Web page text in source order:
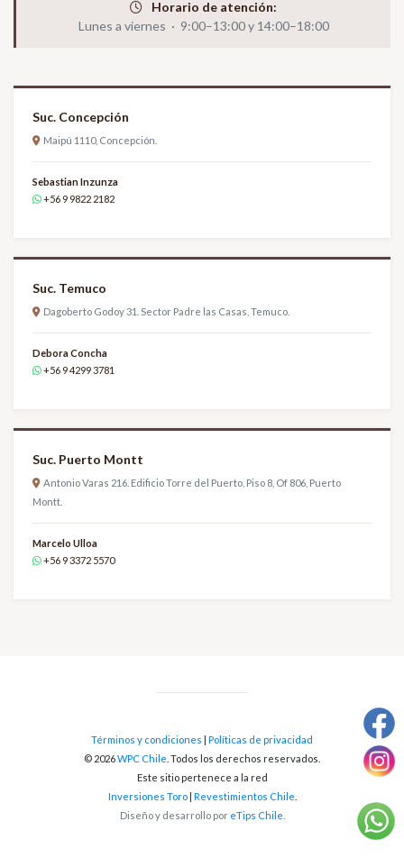
Horario de atención:
Lunes a viernes · 9:00–13:00 y 14:00–18:00
Suc. Concepción
Maipú 1110, Concepción.
Sebastian Inzunza
+56 9 9822 2182
Suc. Temuco
Dagoberto Godoy 31. Sector Padre las Casas, Temuco.
Debora Concha
+56 9 4299 3781
Suc. Puerto Montt
Antonio Varas 216. Edificio Torre del Puerto, Piso 8, Of 806, Puerto
Montt.
Marcelo Ulloa
+56 9 3372 5570
Términos y condiciones
Políticas de privacidad
© 2026WPC Chile . Todos los derechos reservados.
Este sitio pertenece a la red
Inversiones Toro| Revestimientos Chile
Diseño y desarrollo por eTips Chile